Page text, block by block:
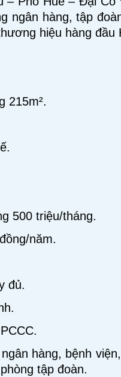
ngân hàng, tập
hiệu hàng đầu
215m².
500 triệu/tháng.
năm.
đủ.
hàng, bệnh
tập đoàn.